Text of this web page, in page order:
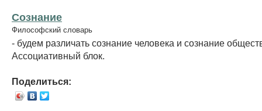
Сознание
Философский словарь
- будем различать сознание человека и сознание
Ассоциативный блок.
Поделиться: